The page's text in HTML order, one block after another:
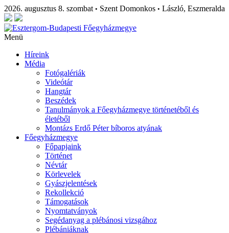
2026. augusztus 8. szombat • Szent Domonkos • László, Eszmeralda
Menü
Híreink
Média
Fotógalériák
Videótár
Hangtár
Beszédek
Tanulmányok a Főegyházmegye történetéből és
életéből
Montázs Erdő Péter bíboros atyának
Főegyházmegye
Főpapjaink
Történet
Névtár
Körlevelek
Gyászjelentések
Rekollekció
Támogatások
Nyomtatványok
Segédanyag a plébánosi vizsgához
Plébániáknak